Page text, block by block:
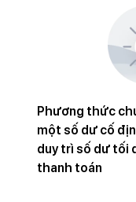
Phương thức
một số dư cố
duy trì số dư tối
thanh toán